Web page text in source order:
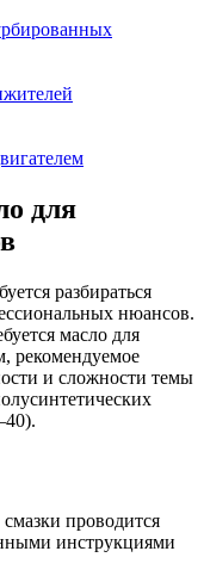
для
разбираться
нюансов.
масло для
рекомендуемое
и сложности темы
проводится
инструкциями